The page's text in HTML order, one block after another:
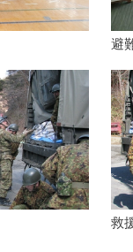
避
救